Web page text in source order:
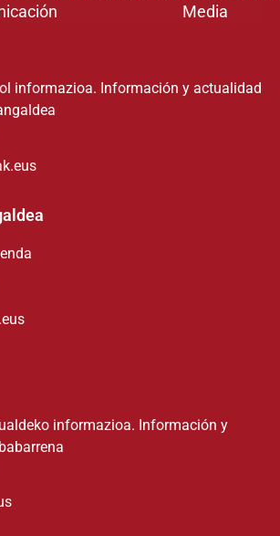
Media
informazioa. Información y actualidad
informazioa. Información y